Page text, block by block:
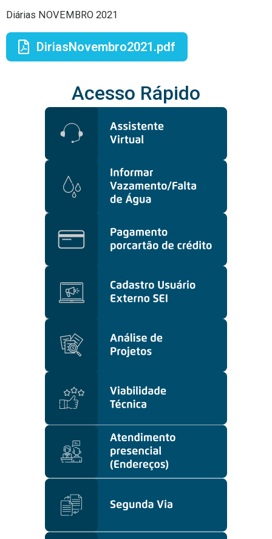
Diárias NOVEMBRO 2021
DiriasNovembro2021.pdf
Acesso Rápido